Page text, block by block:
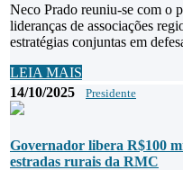
Neco Prado reuniu-se com o
lideranças de associações
estratégias conjuntas em
LEIA MAIS
14/10/2025
Presidente
Governador libera R$100
estradas rurais da RMC